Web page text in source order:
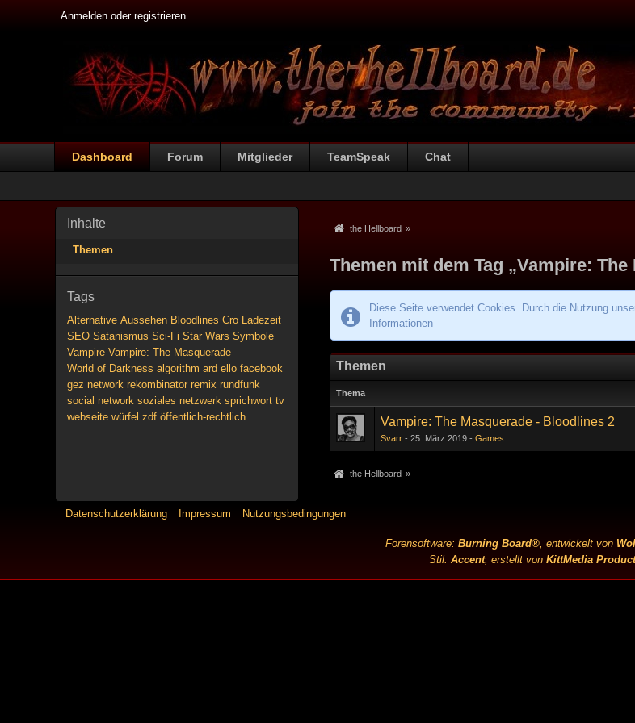
Anmelden oder registrieren
Dashboard Forum Mitglieder TeamSpeak Chat
Inhalte
Themen
Tags
Alternative Aussehen Bloodlines Cro Ladezeit
SEO Satanismus Sci-Fi Star Wars Symbole
Vampire Vampire: The Masquerade
World of Darkness algorithm ard ello facebook
gez network rekombinator remix rundfunk
social network soziales netzwerk sprichwort tv
webseite würfel zdf öffentlich-rechtlich
the Hellboard »
Themen mit dem Tag „Vampire: The
Diese Seite verwendet Cookies. Durch die Nutzung
Informationen
Themen
Thema
Vampire: The Masquerade - Bloodlines 2
Svarr 25. März 2019 Games
the Hellboard »
Datenschutzerklärung Impressum Nutzungsbedingungen
Forensoftware: Burning Board®, entwickelt von
Stil: Accent, erstellt von KittMedia